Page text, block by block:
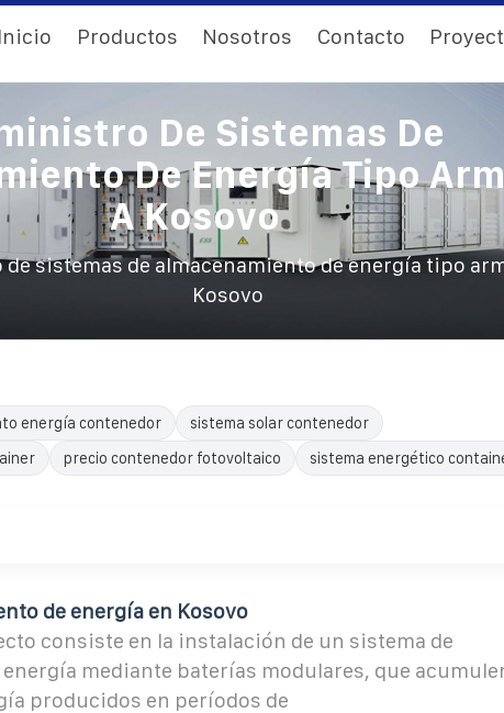
Inicio Productos Nosotros Contacto
De Sistemas De
De Energía Tipo
A Kosovo
sistemas de almacenamiento de energía tipo
Kosovo
energía contenedor
sistema solar contenedor
precio contenedor fotovoltaico sistema energético
de energía en Kosovo
consiste en la instalación de un sistema de
mediante baterías modulares, que
producidos en períodos de